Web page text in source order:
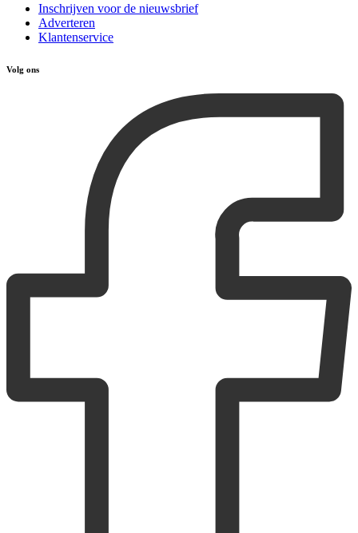
Inschrijven voor de nieuwsbrief
Adverteren
Klantenservice
Volg ons